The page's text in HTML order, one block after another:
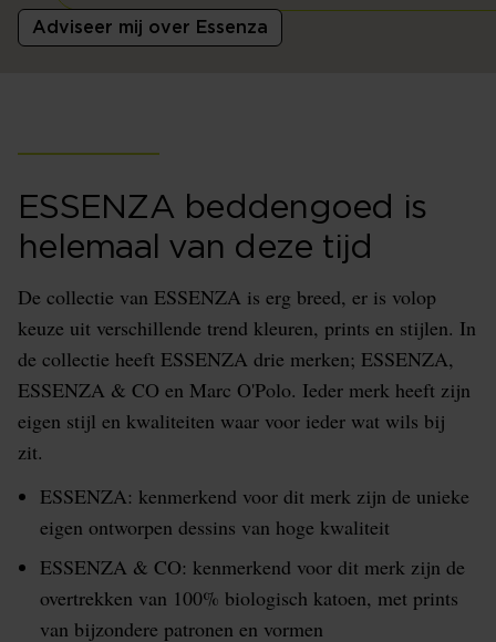
Adviseer mij over Essenza
ESSENZA beddengoed is
helemaal van deze tijd
De collectie van ESSENZA is erg breed, er is volop
keuze uit verschillende trend kleuren, prints en stijlen. In
de collectie heeft ESSENZA drie merken; ESSENZA,
ESSENZA & CO en Marc O'Polo. Ieder merk heeft zijn
eigen stijl en kwaliteiten waar voor ieder wat wils bij
zit.
ESSENZA: kenmerkend voor dit merk zijn de unieke
eigen ontworpen dessins van hoge kwaliteit
ESSENZA & CO: kenmerkend voor dit merk zijn de
overtrekken van 100% biologisch katoen, met prints
van bijzondere patronen en vormen